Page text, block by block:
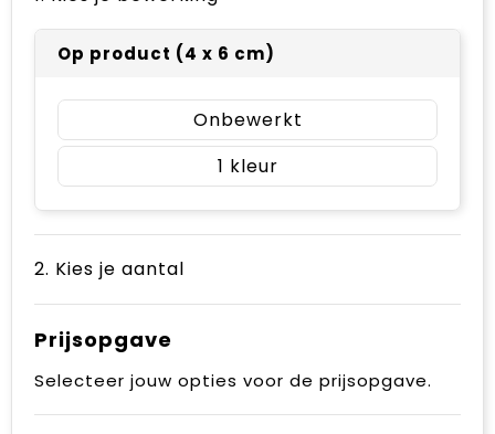
Op product (4 x 6 cm)
Onbewerkt
1
2. Kies je aantal
Prijsopgave
Selecteer jouw opties voor de prijsopgave.